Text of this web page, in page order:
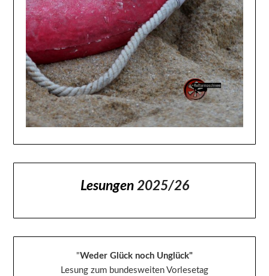
Lesungen2025/26
"Weder Glück noch Unglück"
Lesung zum bundesweiten Vorlesetag